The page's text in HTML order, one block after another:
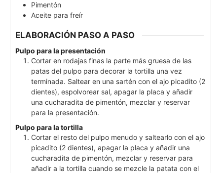
Pimentón
Aceite para freír
ELABORACIÓN PASO A PASO
Pulpo para la presentación
Cortar en rodajas finas la parte más gruesa de las
patas del pulpo para decorar la tortilla una vez
terminada. Saltear en una sartén con el ajo picadito (2
dientes), espolvorear sal, apagar la placa y añadir
una cucharadita de pimentón, mezclar y reservar
para la presentación.
Pulpo para la tortilla
Cortar el resto del pulpo menudo y saltearlo con el ajo
picadito (2 dientes), apagar la placa y añadir una
cucharadita de pimentón, mezclar y reservar para
añadir a la tortilla cuando se mezcle la patata con el